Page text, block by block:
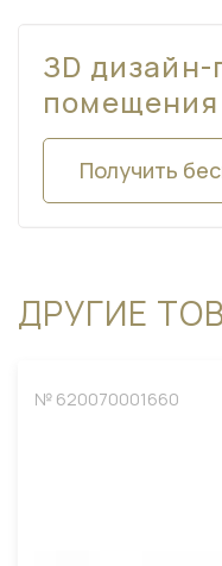
ЗD
помещения
Получить
ДРУГИЕ
№ 620070001660